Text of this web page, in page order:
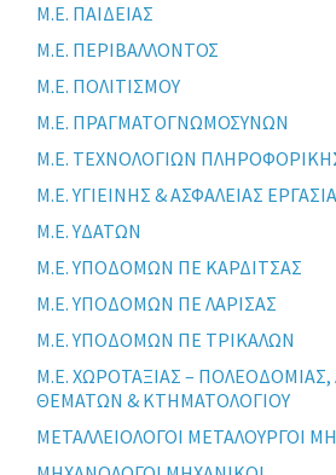
Μ.Ε. ΠΑΙΔΕΙΑΣ
Μ.Ε. ΠΕΡΙΒΑΛΛΟΝΤΟΣ
Μ.Ε. ΠΟΛΙΤΙΣΜΟΥ
Μ.Ε. ΠΡΑΓΜΑΤΟΓΝΩΜΟΣΥΝΩΝ
Μ.Ε. ΤΕΧΝΟΛΟΓΙΩΝ
Μ.Ε. ΥΓΙΕΙΝΗΣ & ΑΣΦΑΛΕΙΑΣ
Μ.Ε. ΥΔΑΤΩΝ
Μ.Ε. ΥΠΟΔΟΜΩΝ ΠΕ ΚΑΡΔΙΤΣΑΣ
Μ.Ε. ΥΠΟΔΟΜΩΝ ΠΕ ΛΑΡΙΣΑΣ
Μ.Ε. ΥΠΟΔΟΜΩΝ ΠΕ ΤΡΙΚΑΛΩΝ
Μ.Ε. ΧΩΡΟΤΑΞΙΑΣ –
ΘΕΜΑΤΩΝ & ΚΤΗΜΑΤΟΛΟΓΙΟΥ
ΜΕΤΑΛΛΕΙΟΛΟΓΟΙ ΜΕΤΑΛΟΥΡΓΟΙ